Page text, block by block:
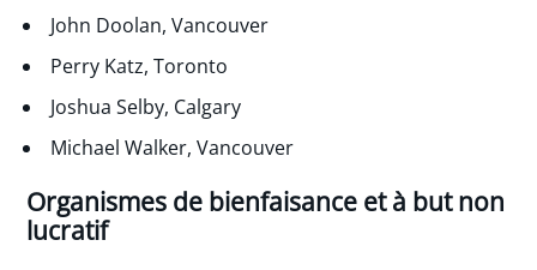
John Doolan, Vancouver
Perry Katz, Toronto
Joshua Selby, Calgary
Michael Walker, Vancouver
Organismes de bienfaisance et à but non
lucratif